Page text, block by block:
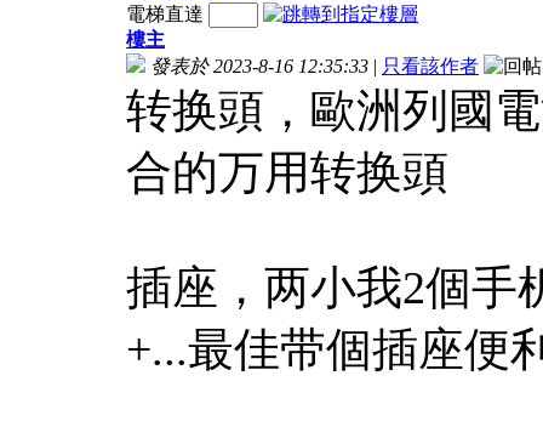
電梯直達
樓主
發表於 2023-8-16 12:35:33 | 只看該作者
转换頭，歐洲列國
合的万用转换頭
插座，两小我2個手
+...最佳带個插座便